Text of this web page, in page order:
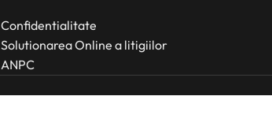
Confidentialitate
Solutionarea Online a litigiilor
ANPC